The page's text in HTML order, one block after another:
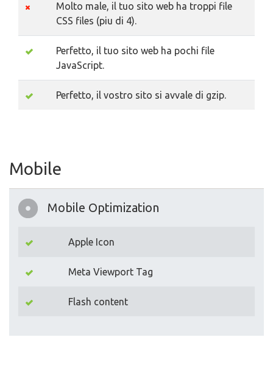
Molto male, il tuo sito web ha troppi file
CSS files (piu di 4).
Perfetto, il tuo sito web ha pochi file
JavaScript.
Perfetto, il vostro sito si avvale di gzip.
Mobile
Mobile Optimization
Apple Icon
Meta Viewport Tag
Flash content